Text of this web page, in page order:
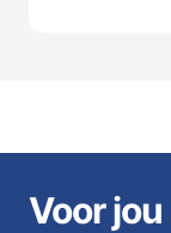
Voor